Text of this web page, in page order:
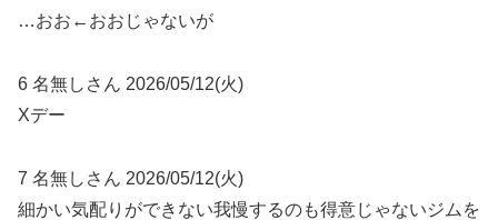
…おお←おおじゃないが
6 名無しさん 2026/05/12(火)
Xデー
7 名無しさん 2026/05/12(火)
細かい気配りができない我慢するのも得意じゃないジムを